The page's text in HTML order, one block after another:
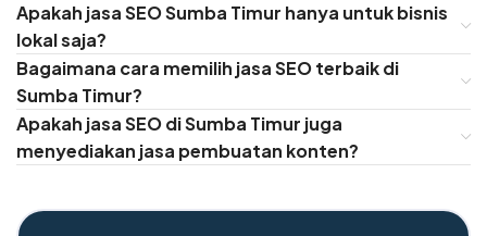
Apakah jasa SEO Sumba Timur hanya untuk bisnis
lokal saja?
Bagaimana cara memilih jasa SEO terbaik di
Sumba Timur?
Apakah jasa SEO di Sumba Timur juga
menyediakan jasa pembuatan konten?